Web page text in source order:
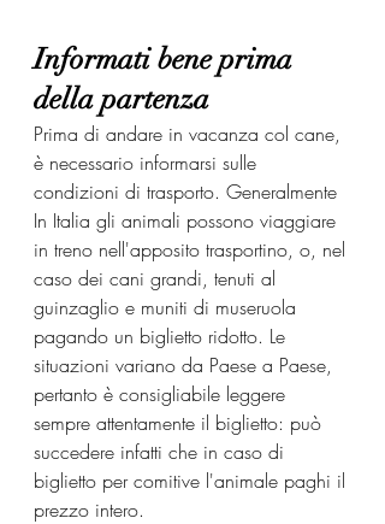
Informati bene prima
della partenza
Prima di andare in vacanza col cane,
è necessario informarsi sulle
condizioni di trasporto. Generalmente
In Italia gli animali possono viaggiare
in treno nell'apposito trasportino, o, nel
caso dei cani grandi, tenuti al
guinzaglio e muniti di museruola
pagando un biglietto ridotto. Le
situazioni variano da Paese a Paese,
pertanto è consigliabile leggere
sempre attentamente il biglietto: può
succedere infatti che in caso di
biglietto per comitive l'animale paghi il
prezzo intero.